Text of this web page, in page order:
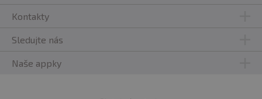
Kontakty
Sledujte nás
Naše appky